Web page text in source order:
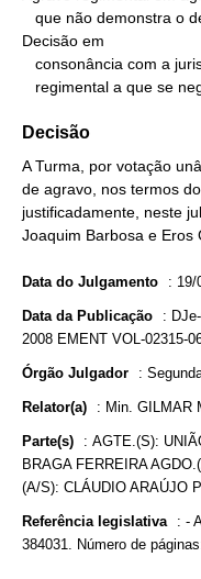
Decisão em
regimental a que se
Decisão
A Turma, por votação
de agravo, nos termos
justificadamente, neste
Joaquim Barbosa e Eros
Data do Julgamento : 19/
Data da Publicação :
2008 EMENT VOL-02315-
Órgão Julgador :
Relator(a) : Min. GILMAR
Parte(s) : AGTE.(S):
BRAGA FERREIRA
(A/S): CLÁUDIO ARAÚJO
Referência legislativa : -
384031. Número de